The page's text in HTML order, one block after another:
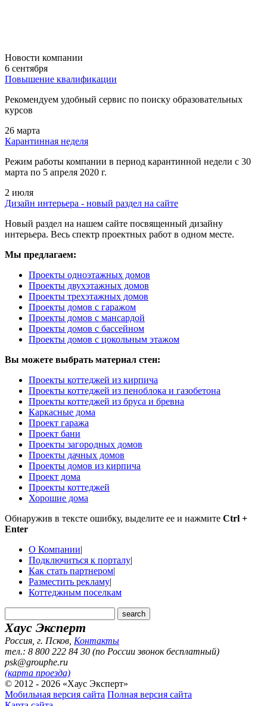
Новости компании
6 сентября
Повышение квалификации
Рекомендуем удобный сервис по поиску образовательных
курсов
26 марта
Карантинная неделя
Режим работы компании в период карантинной недели c 30
марта по 5 апреля 2020 г.
2 июля
Дизайн интерьера - новый раздел на сайте
Новый раздел на нашем сайте посвященный дизайну
интерьера. Весь спектр проектных работ в одном месте.
Мы предлагаем:
Проекты одноэтажных домов
Проекты двухэтажных домов
Проекты трехэтажных домов
Проекты домов с гаражом
Проекты домов с мансардой
Проекты домов с бассейном
Проекты домов с цокольным этажом
Вы можете выбрать материал стен:
Проекты коттеджей из кирпича
Проекты коттеджей из пеноблока и газобетона
Проекты коттеджей из бруса и бревна
Каркасные дома
Проект гаража
Проект бани
Проекты загородных домов
Проекты дачных домов
Проекты домов из кирпича
Проект дома
Проекты коттеджей
Хорошие дома
Обнаружив в тексте ошибку, выделите ее и нажмите Ctrl +
Enter
О Компании|
Подключиться к порталу|
Как стать партнером|
Разместить рекламу|
Коттеджным поселкам
Хаус Эксперт
Россия, г. Псков Контакты
тел.: 8 800 222 84 30 (по России звонок бесплатный)
psk@grouphe.ru
(карта проезда)
© 2012 - 2026 «Хаус Эксперт»
Мобильная версия сайта Полная версия сайта